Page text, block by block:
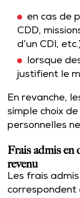
en cas de
CDD,
d’un CDI,
lorsque
justifient le
En revanche,
simple choix
personnelles
Frais admis en
revenu
Les frais
correspondent